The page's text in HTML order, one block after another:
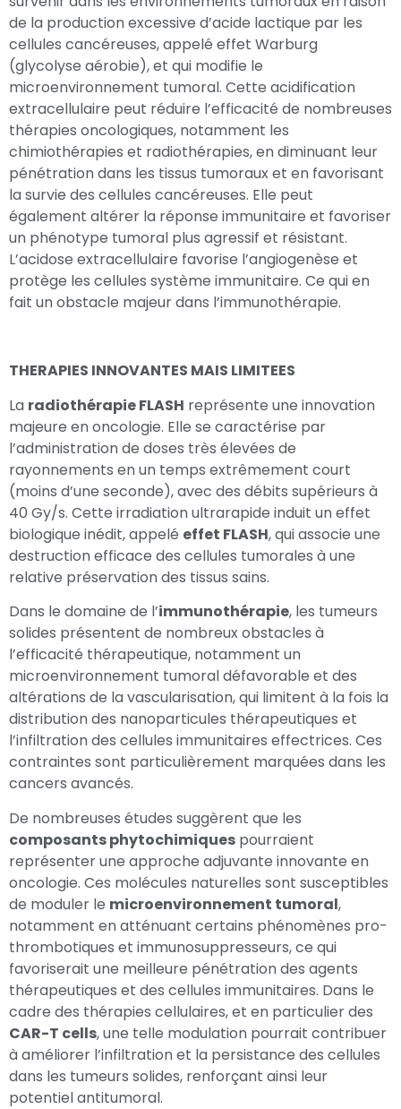
de la production excessive d’acide lactique par les
cellules cancéreuses, appelé effet Warburg
(glycolyse aérobie), et qui modifie le
microenvironnement tumoral. Cette acidification
extracellulaire peut réduire l’efficacité de nombreuses
thérapies oncologiques, notamment les
chimiothérapies et radiothérapies, en diminuant leur
pénétration dans les tissus tumoraux et en favorisant
la survie des cellules cancéreuses. Elle peut
également altérer la réponse immunitaire et favoriser
un phénotype tumoral plus agressif et résistant.
L’acidose extracellulaire favorise l’angiogenèse et
protège les cellules système immunitaire. Ce qui en
fait un obstacle majeur dans l’immunothérapie.
THERAPIES INNOVANTES MAIS LIMITEES
La radiothérapie FLASH représente une innovation
majeure en oncologie. Elle se caractérise par
l’administration de doses très élevées de
rayonnements en un temps extrêmement court
(moins d’une seconde), avec des débits supérieurs à
40 Gy/s. Cette irradiation ultrarapide induit un effet
biologique inédit, appelé effet FLASH, qui associe une
destruction efficace des cellules tumorales à une
relative préservation des tissus sains.
Dans le domaine de l’immunothérapie, les tumeurs
solides présentent de nombreux obstacles à
l’efficacité thérapeutique, notamment un
microenvironnement tumoral défavorable et des
altérations de la vascularisation, qui limitent à la fois la
distribution des nanoparticules thérapeutiques et
l’infiltration des cellules immunitaires effectrices. Ces
contraintes sont particulièrement marquées dans les
cancers avancés.
De nombreuses études suggèrent que les
composants phytochimiques pourraient
représenter une approche adjuvante innovante en
oncologie. Ces molécules naturelles sont susceptibles
de moduler le microenvironnement tumoral,
notamment en atténuant certains phénomènes pro-
thrombotiques et immunosuppresseurs, ce qui
favoriserait une meilleure pénétration des agents
thérapeutiques et des cellules immunitaires. Dans le
cadre des thérapies cellulaires, et en particulier des
CAR-T cells, une telle modulation pourrait contribuer
à améliorer l’infiltration et la persistance des cellules
dans les tumeurs solides, renforçant ainsi leur
potentiel antitumoral.